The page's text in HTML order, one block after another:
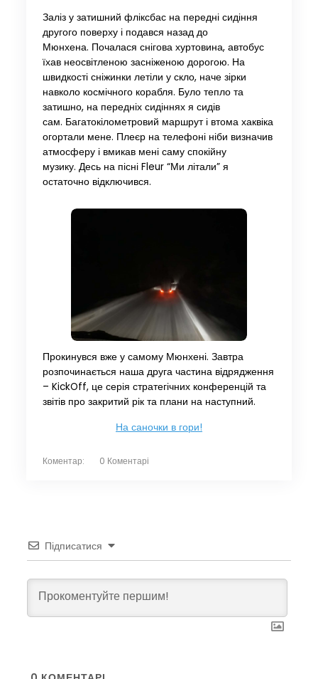
Заліз у затишний фліксбас на передні сидіння
другого поверху і подався назад до
Мюнхена. Почалася снігова хуртовина, автобус
їхав неосвітленою засніженою дорогою. На
швидкості сніжинки летіли у скло, наче зірки
навколо космічного корабля. Було тепло та
затишно, на передніх сидіннях я сидів
сам. Багатокілометровий маршрут і втома хаквіка
огортали мене. Плеєр на телефоні ніби визначив
атмосферу і вмикав мені саму спокійну
музику. Десь на пісні Fleur “Ми літали” я
остаточно відключився.
Прокинувся вже у самому Мюнхені. Завтра
розпочинається наша друга частина відрядження
– KickOff, це серія стратегічних конференцій та
звітів про закритий рік та плани на наступний.
На саночки в гори!
Коментар: 0 Коментарі
Підписатися